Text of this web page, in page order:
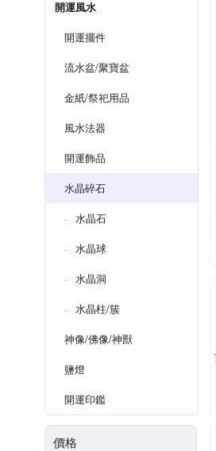
開運風水
開運擺件
流水盆/聚寶盆
金紙/祭祀用品
風水法器
開運飾品
水晶碎石
水晶石
水晶球
水晶洞
水晶柱/簇
神像/佛像/神獸
鹽燈
開運印鑑
價格